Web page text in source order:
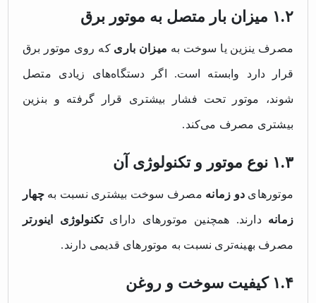
۱.۲ میزان بار متصل به موتور برق
مصرف ینزین یا سوخت به میزان باری که روی موتور برق
قرار دارد وابسته است. اگر دستگاه‌های زیادی متصل
شوند، موتور تحت فشار بیشتری قرار گرفته و بنزین
بیشتری مصرف می‌کند.
۱.۳ نوع موتور و تکنولوژی آن
موتورهایدو زمانه مصرف سوخت بیشتری نسبت بهچهار
زمانه دارند. همچنین موتورهای دارایتکنولوژی اینورتر
مصرف بهینه‌تری نسبت به موتورهای قدیمی دارند.
۱.۴ کیفیت سوخت و روغن